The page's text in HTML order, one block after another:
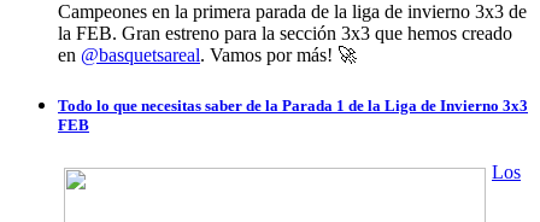
Campeones en la primera parada de la liga de invierno 3x3 de
la FEB. Gran estreno para la sección 3x3 que hemos creado
en @basquetsareal. Vamos por más! 🚀
Todo lo que necesitas saber de la Parada 1 de la Liga de Invierno 3x3
FEB
Los